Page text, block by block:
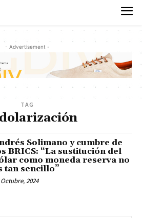
- Advertisement -
TAG
Solimano y cumbre de
BRICS: “La sustitución del
como moneda reserva no
tan sencillo”
2024